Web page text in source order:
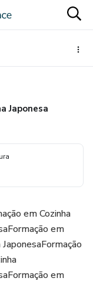
Japonesa
em Cozinha
em
em